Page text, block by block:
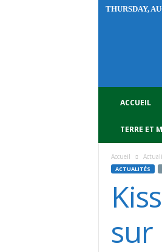
THURSDAY,
E
ACCUEIL
TERRE ET
Accueil
ACTUALITÉS
sur